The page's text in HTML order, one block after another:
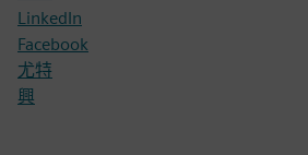
LinkedIn
Facebook
尤特
興